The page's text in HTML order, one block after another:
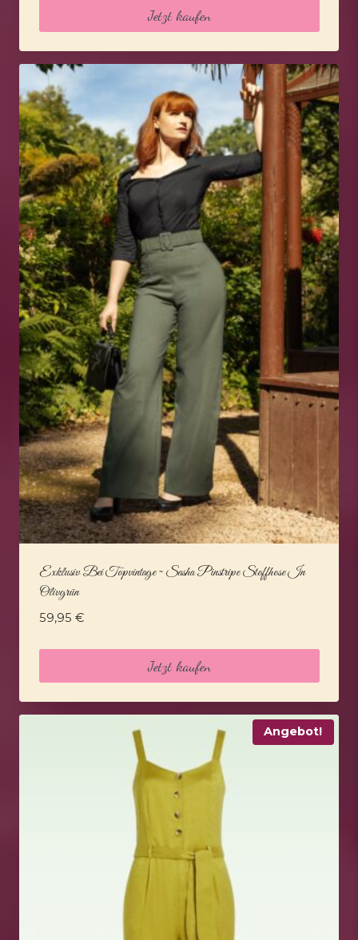
Jetzt kaufen
Exklusiv Bei Topvintage ~ Sasha Pinstripe Stoffhose In
Olivgrün
59,95 €
Jetzt kaufen
Angebot!